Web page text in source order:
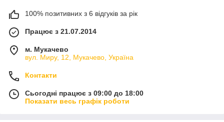
100% позитивних з 6 відгуків за рік
Працює з 21.07.2014
м. Мукачево
вул. Миру, 12, Мукачево, Україна
Контакти
Сьогодні працює з 09:00 до 18:00
Показати весь графік роботи